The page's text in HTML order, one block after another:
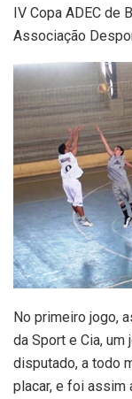
IV Copa ADEC
Associação
No primeiro jogo,
da Sport e Cia,
disputado, a todo
placar, e foi assim